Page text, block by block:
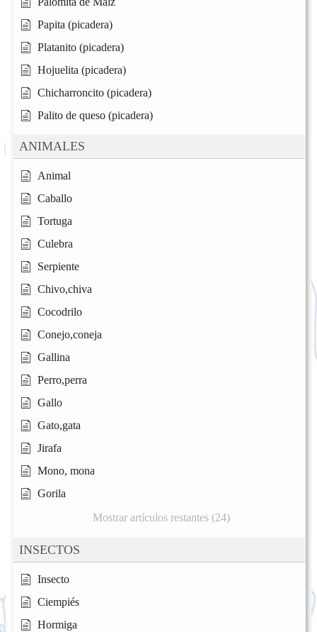
Papita (picadera)
Platanito (picadera)
Hojuelita (picadera)
Chicharroncito (picadera)
Palito de queso (picadera)
ANIMALES
Animal
Caballo
Tortuga
Culebra
Serpiente
Chivo,chiva
Cocodrilo
Conejo,coneja
Gallina
Perro,perra
Gallo
Gato,gata
Jirafa
Mono, mona
Gorila
Mostrar artículos restantes (24)
INSECTOS
Insecto
Ciempiés
Hormiga